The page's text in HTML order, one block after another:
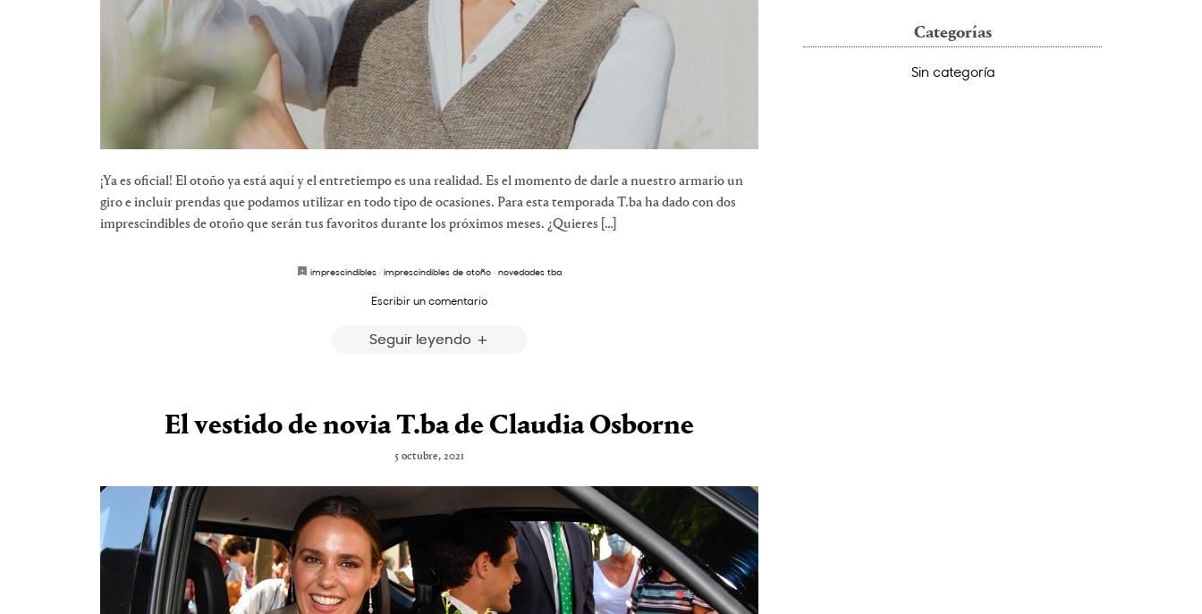
¡Ya es oficial! El otoño ya está aquí y el entretiempo es una realidad. Es el momento de darle a nuestro armario un
giro e incluir prendas que podamos utilizar en todo tipo de ocasiones. Para esta temporada T.ba ha dado con dos
imprescindibles de otoño que serán tus favoritos durante los próximos meses. ¿Quieres […]
imprescindibles · imprescindibles de otoño · novedades tba
Escribir un comentario
Seguir leyendo
El vestido de novia T.ba de Claudia Osborne
5 octubre, 2021
Categorías
Sin categoría